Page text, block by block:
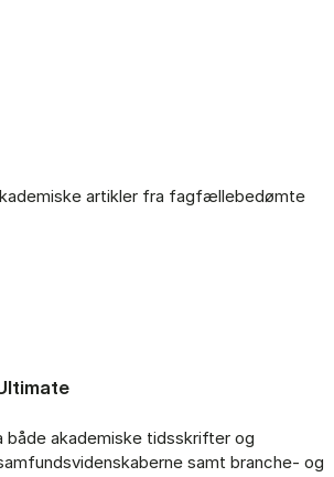
artikler fra fagfællebedømte
både akademiske tidsskrifter og
samt branche- og